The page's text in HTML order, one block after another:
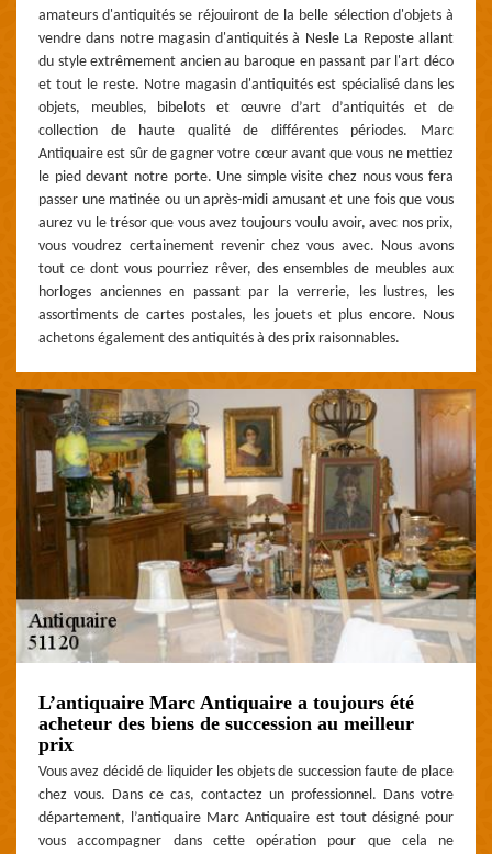
amateurs d'antiquités se réjouiront de la belle sélection d'objets à
vendre dans notre magasin d'antiquités à Nesle La Reposte allant
du style extrêmement ancien au baroque en passant par l'art déco
et tout le reste. Notre magasin d'antiquités est spécialisé dans les
objets, meubles, bibelots et œuvre d’art d’antiquités et de
collection de haute qualité de différentes périodes. Marc
Antiquaire est sûr de gagner votre cœur avant que vous ne mettiez
le pied devant notre porte. Une simple visite chez nous vous fera
passer une matinée ou un après-midi amusant et une fois que vous
aurez vu le trésor que vous avez toujours voulu avoir, avec nos prix,
vous voudrez certainement revenir chez vous avec. Nous avons
tout ce dont vous pourriez rêver, des ensembles de meubles aux
horloges anciennes en passant par la verrerie, les lustres, les
assortiments de cartes postales, les jouets et plus encore. Nous
achetons également des antiquités à des prix raisonnables.
L’antiquaire Marc Antiquaire a toujours été
acheteur des biens de succession au meilleur
prix
Vous avez décidé de liquider les objets de succession faute de place
chez vous. Dans ce cas, contactez un professionnel. Dans votre
département, l’antiquaire Marc Antiquaire est tout désigné pour
vous accompagner dans cette opération pour que cela ne